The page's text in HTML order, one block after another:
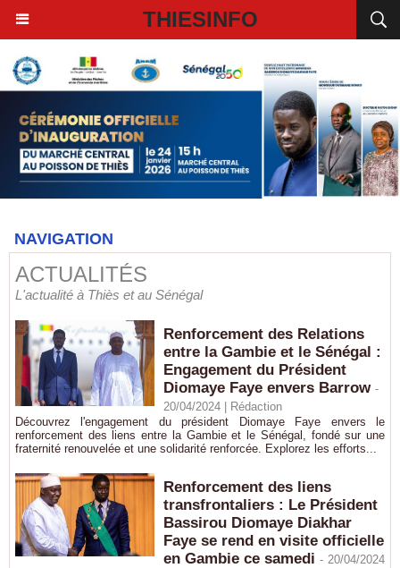
THIESINFO
NAVIGATION
ACTUALITÉS
L'actualité à Thiès et au Sénégal
Renforcement des Relations
entre la Gambie et le Sénégal :
Engagement du Président
Diomaye Faye envers Barrow -
20/04/2024 |
Rédaction
Découvrez l'engagement du président Diomaye Faye envers le
renforcement des liens entre la Gambie et le Sénégal, fondé sur une
fraternité renouvelée et une solidarité renforcée. Explorez les efforts...
Renforcement des liens
transfrontaliers : Le Président
Bassirou Diomaye Diakhar
Faye se rend en visite officielle
en Gambie ce samedi - 20/04/2024